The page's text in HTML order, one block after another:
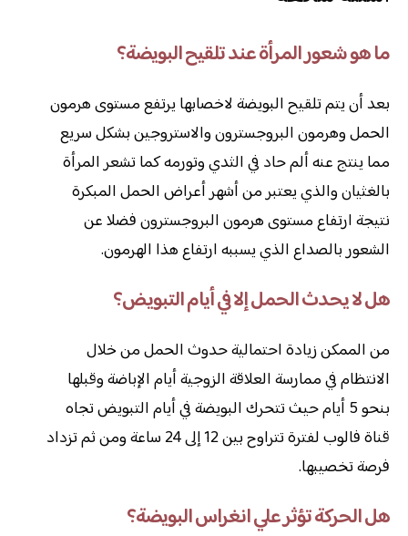
ما هو شعور المرأة عند تلقيح البويضة؟
بعد أن يتم تلقيح البويضة لاخصابها يرتفع مستوى هرمون
الحمل وهرمون البروجسترون والاستروجين بشكل سريع
مما ينتج عنه ألم حاد في الثدي وتورمه كما تشعر المرأة
بالغثيان والذي يعتبر من أشهر أعراض الحمل المبكرة
نتيجة ارتفاع مستوى هرمون البروجسترون فضلا عن
الشعور بالصداع الذي يسببه ارتفاع هذا الهرمون.
هل لا يحدث الحمل إلا في أيام التبويض؟
من الممكن زيادة احتمالية حدوث الحمل من خلال
الانتظام في ممارسة العلاقة الزوجية أيام الإباضة وقبلها
بنحو 5 أيام حيث تتحرك البويضة في أيام التبويض تجاه
قناة فالوب لفترة تتراوح بين 12 إلى 24 ساعة ومن ثم تزداد
فرصة تخصيبها.
هل الحركة تؤثر علي انغراس البويضة؟